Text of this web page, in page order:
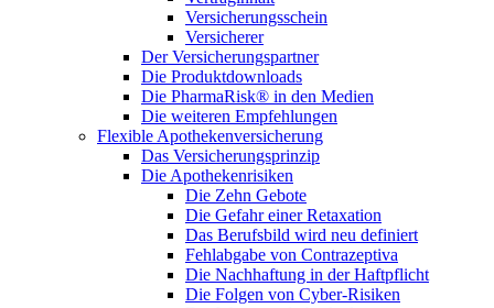
Versicherungsschein
Versicherer
Der Versicherungspartner
Die Produktdownloads
Die PharmaRisk® in den Medien
Die weiteren Empfehlungen
Flexible Apothekenversicherung
Das Versicherungsprinzip
Die Apothekenrisiken
Die Zehn Gebote
Die Gefahr einer Retaxation
Das Berufsbild wird neu definiert
Fehlabgabe von Contrazeptiva
Die Nachhaftung in der Haftpflicht
Die Folgen von Cyber-Risiken